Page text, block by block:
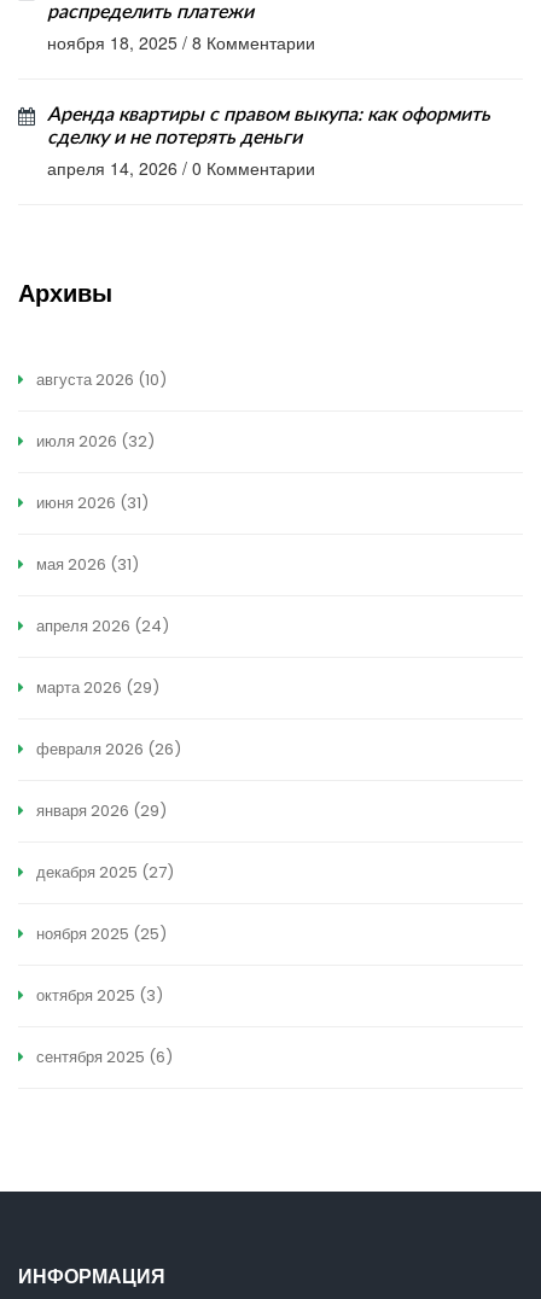
распределить платежи
ноября 18, 2025 / 8 Комментарии
Аренда квартиры с правом выкупа: как оформить
сделку и не потерять деньги
апреля 14, 2026 / 0 Комментарии
Архивы
августа 2026 (10)
июля 2026 (32)
июня 2026 (31)
мая 2026 (31)
апреля 2026 (24)
марта 2026 (29)
февраля 2026 (26)
января 2026 (29)
декабря 2025 (27)
ноября 2025 (25)
октября 2025 (3)
сентября 2025 (6)
ИНФОРМАЦИЯ